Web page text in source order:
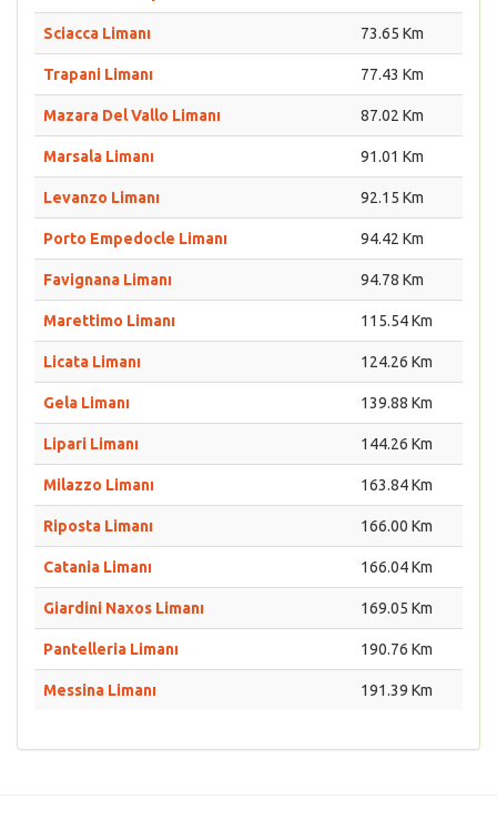
Sciacca Limanı 73.65 Km
Trapani Limanı 77.43 Km
Mazara Del Vallo Limanı 87.02 Km
Marsala Limanı 91.01 Km
Levanzo Limanı 92.15 Km
Porto Empedocle Limanı 94.42 Km
Favignana Limanı 94.78 Km
Marettimo Limanı 115.54 Km
Licata Limanı 124.26 Km
Gela Limanı 139.88 Km
Lipari Limanı 144.26 Km
Milazzo Limanı 163.84 Km
Riposta Limanı 166.00 Km
Catania Limanı 166.04 Km
Giardini Naxos Limanı 169.05 Km
Pantelleria Limanı 190.76 Km
Messina Limanı 191.39 Km